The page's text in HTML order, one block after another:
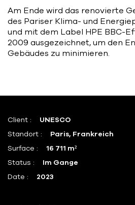
Am Ende wird das renovierte
des Pariser Klima- und
und mit dem Label HPE BBC-
2009 ausgezeichnet, um den
Gebäudes zu minimieren.
Client :
UNESCO
Standort :
Paris, Frankreich
Surface :
16 711 m²
Status :
Im Gange
Date :
2023